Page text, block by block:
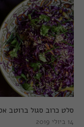
סלט כרוב סגול ברוטב
14 ביולי 2019